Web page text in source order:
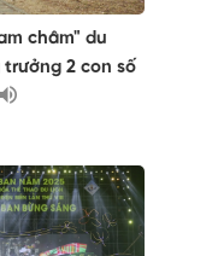
châm" du
2 con số